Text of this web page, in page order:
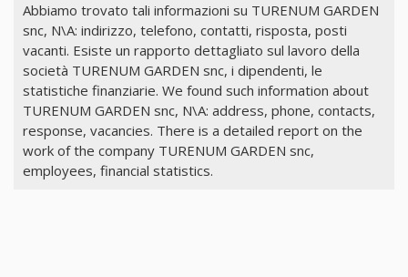
Abbiamo trovato tali informazioni su TURENUM GARDEN
snc, N\A: indirizzo, telefono, contatti, risposta, posti
vacanti. Esiste un rapporto dettagliato sul lavoro della
società TURENUM GARDEN snc, i dipendenti, le
statistiche finanziarie. We found such information about
TURENUM GARDEN snc, N\A: address, phone, contacts,
response, vacancies. There is a detailed report on the
work of the company TURENUM GARDEN snc,
employees, financial statistics.